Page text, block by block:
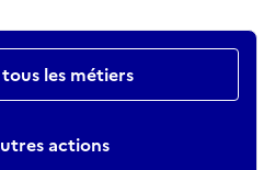
les métiers
actions